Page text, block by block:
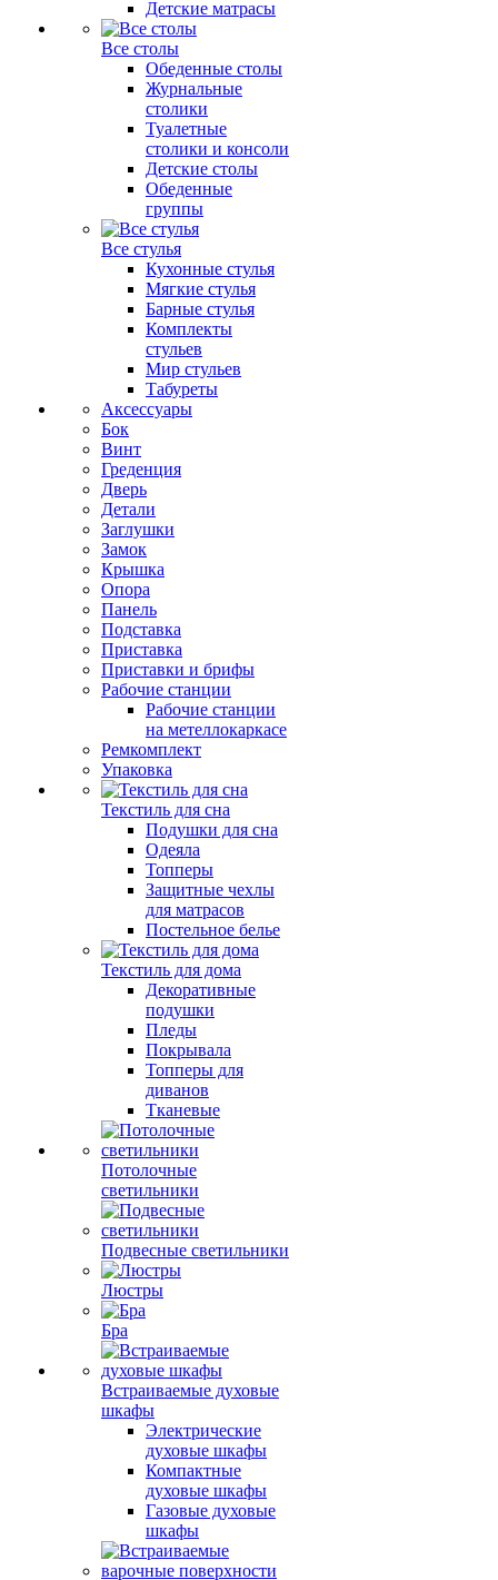
Детские матрасы
Все столы
Обеденные столы
Журнальные
столики
Туалетные
столики и консоли
Детские столы
Обеденные
группы
Все стулья
Кухонные стулья
Мягкие стулья
Барные стулья
Комплекты
стульев
Мир стульев
Табуреты
Аксессуары
Бок
Винт
Греденция
Дверь
Детали
Заглушки
Замок
Крышка
Опора
Панель
Подставка
Приставка
Приставки и брифы
Рабочие станции
Рабочие станции
на метеллокаркасе
Ремкомплект
Упаковка
Текстиль для сна
Подушки для сна
Одеяла
Топперы
Защитные чехлы
для матрасов
Постельное белье
Текстиль для дома
Декоративные
подушки
Пледы
Покрывала
Топперы для
диванов
Тканевые
Потолочные
светильники
Подвесные светильники
Люстры
Бра
Встраиваемые духовые
шкафы
Электрические
духовые шкафы
Компактные
духовые шкафы
Газовые духовые
шкафы